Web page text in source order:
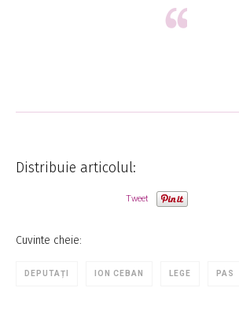
Distribuie articolul:
Tweet
Cuvinte cheie:
DEPUTAȚI ION CEBAN LEGE PAS